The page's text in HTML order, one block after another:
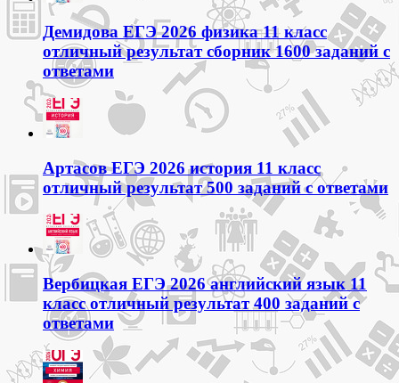
Демидова ЕГЭ 2026 физика 11 класс
отличный результат сборник 1600 заданий с
ответами
Артасов ЕГЭ 2026 история 11 класс
отличный результат 500 заданий с ответами
Вербицкая ЕГЭ 2026 английский язык 11
класс отличный результат 400 заданий с
ответами